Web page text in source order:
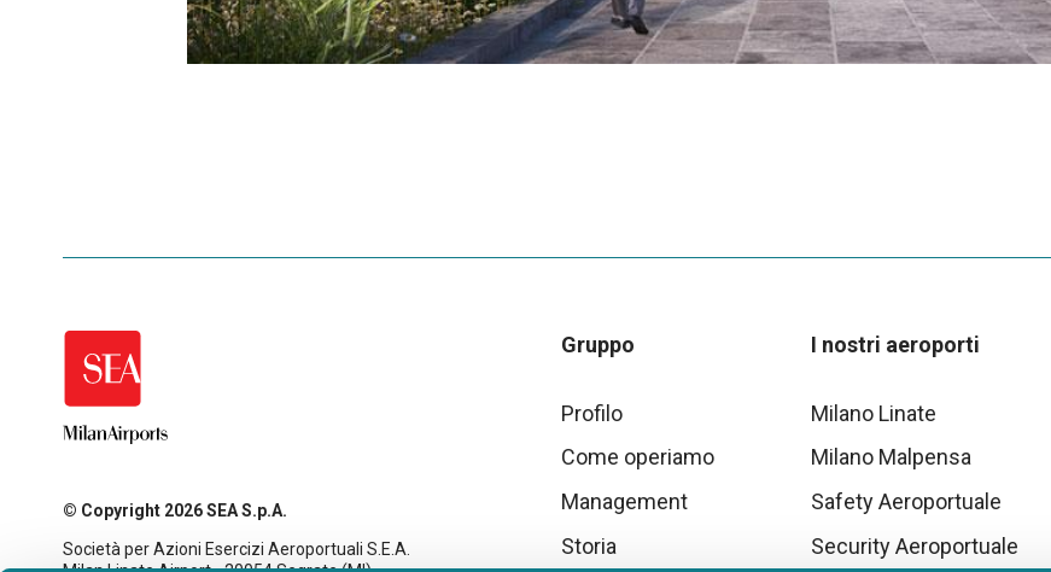
© Copyright 2026 SEA S.p.A.
Società per Azioni Esercizi Aeroportuali S.E.A.
Gruppo
Profilo
Come operiamo
Management
Storia
I nostri aeroporti
Milano Linate
Milano Malpensa
Safety Aeroportuale
Security Aeroportuale